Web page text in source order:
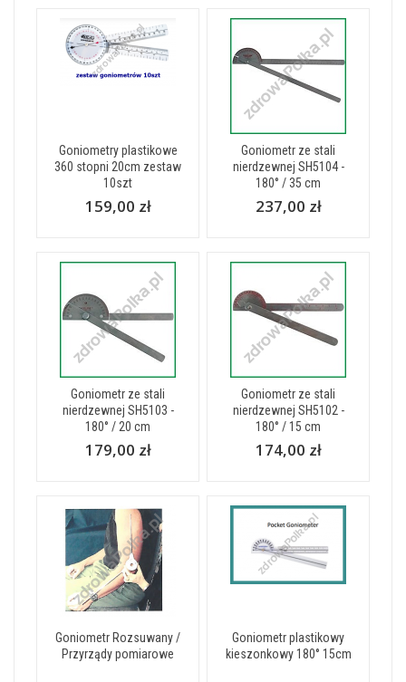
Goniometry plastikowe
360 stopni 20cm zestaw
10szt
159,00 zł
Goniometr ze stali
nierdzewnej SH5104 -
180° / 35 cm
237,00 zł
Goniometr ze stali
nierdzewnej SH5103 -
180° / 20 cm
179,00 zł
Goniometr ze stali
nierdzewnej SH5102 -
180° / 15 cm
174,00 zł
Goniometr Rozsuwany /
Przyrządy pomiarowe
Goniometr plastikowy
kieszonkowy 180° 15cm